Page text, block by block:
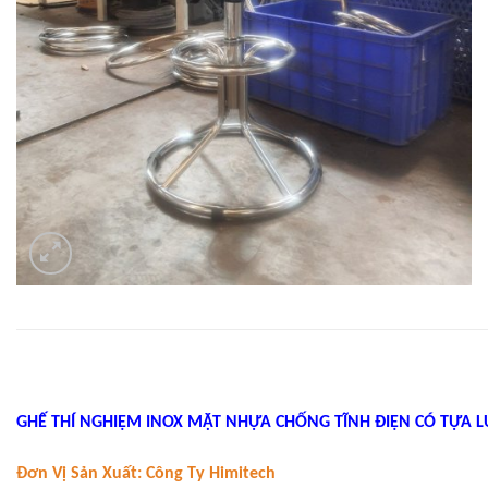
GHẾ THÍ NGHIỆM INOX MẶT NHỰA CHỐNG TĨNH ĐIỆN CÓ TỰA
Đơn Vị Sản Xuất: Công Ty Himitech